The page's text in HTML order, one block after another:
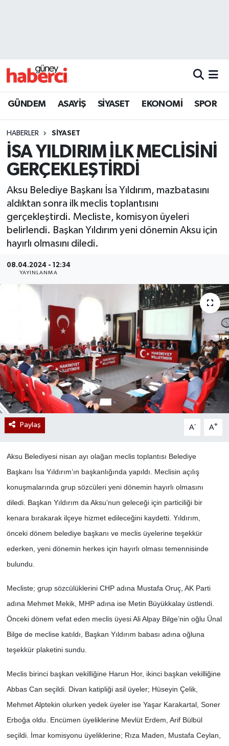
GÜNDEM ASAYİŞ SİYASET EKONOMİ SPOR
HABERLER SİYASET
İSA YILDIRIM İLK MECLİSİNİ
GERÇEKLEŞTİRDİ
Aksu Belediye Başkanı İsa Yıldırım, mazbatasını
aldıktan sonra ilk meclis toplantısını
gerçekleştirdi. Mecliste, komisyon üyeleri
belirlendi. Başkan Yıldırım yeni dönemin Aksu için
hayırlı olmasını diledi.
08.04.2024 - 12:34
YAYINLANMA
Paylaş A- A+
Aksu Belediyesi nisan ayı olağan meclis toplantısı Belediye
Başkanı İsa Yıldırım’ın başkanlığında yapıldı. Meclisin açılış
konuşmalarında grup sözcüleri yeni dönemin hayırlı olmasını
diledi. Başkan Yıldırım da Aksu’nun geleceği için particiliği bir
kenara bırakarak ilçeye hizmet edileceğini kaydetti. Yıldırım,
önceki dönem belediye başkanı ve meclis üyelerine teşekkür
ederken, yeni dönemin herkes için hayırlı olması temennisinde
bulundu.
Mecliste; grup sözcülüklerini CHP adına Mustafa Oruç, AK Parti
adına Mehmet Mekik, MHP adına ise Metin Büyükkalay üstlendi.
Önceki dönem vefat eden meclis üyesi Ali Alpay Bilge’nin oğlu Ünal
Bilge de meclise katıldı, Başkan Yıldırım babası adına oğluna
teşekkür plaketini sundu.
Meclis birinci başkan vekilliğine Harun Hor, ikinci başkan vekilliğine
Abbas Can seçildi. Divan katipliği asil üyeler; Hüseyin Çelik,
Mehmet Alptekin olurken yedek üyeler ise Yaşar Karakartal, Soner
Erboğa oldu. Encümen üyeliklerine Mevlüt Erdem, Arif Bülbül
seçildi. İmar komisyonu üyeliklerine; Rıza Maden, Mustafa Ceylan,
Beyoğlu Trafik Yoğunluk Haritası
Son Dakika Haberleri
Haber Arşivi